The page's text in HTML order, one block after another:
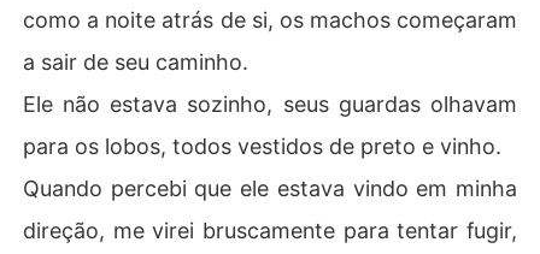
como a noite atrás de si, os machos começaram
a sair de seu caminho.
Ele não estava sozinho, seus guardas olhavam
para os lobos, todos vestidos de preto e vinho.
Quando percebi que ele estava vindo em minha
direção, me virei bruscamente para tentar fugir,